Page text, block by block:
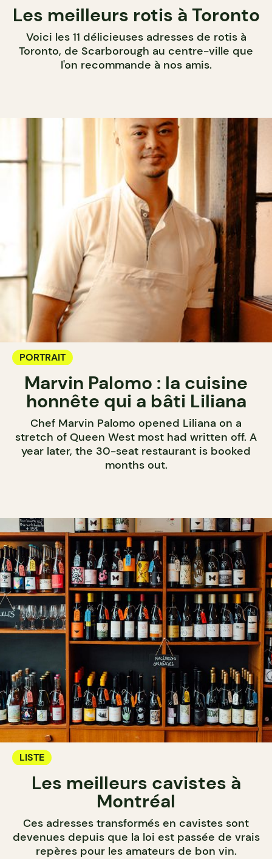
Les meilleurs rotis à Toronto
Voici les 11 délicieuses adresses de rotis à
Toronto, de Scarborough au centre-ville que
l'on recommande à nos amis.
PORTRAIT
Marvin Palomo : la cuisine
honnête qui a bâti Liliana
Chef Marvin Palomo opened Liliana on a
stretch of Queen West most had written off. A
year later, the 30-seat restaurant is booked
months out.
LISTE
Les meilleurs cavistes à
Montréal
Ces adresses transformés en cavistes sont
devenues depuis que la loi est passée de vrais
repères pour les amateurs de bon vin.